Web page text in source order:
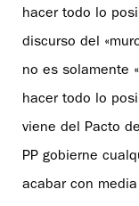
hacer todo lo
discurso del
no es solamente
hacer todo lo
viene del Pacto
PP gobierne
acabar con